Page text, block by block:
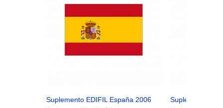
Suplemento EDIFIL España 2006 Suplemento